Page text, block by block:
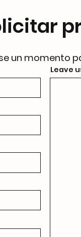
un momento
Leave